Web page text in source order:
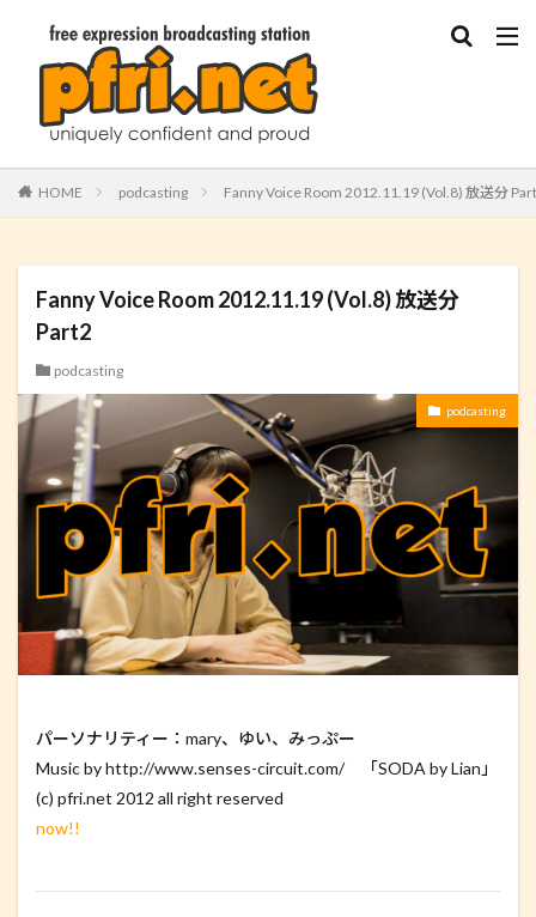
HOME podcasting Fanny Voice Room 2012.11.19 (Vol.8) 放送分
Fanny Voice Room 2012.11.19 (Vol.8) 放送分
Part2
podcasting
podcasting
パーソナリティー：mary、ゆい、みっぷー
Music by http://www.senses-circuit.com/ 「SODA by Lian」
(c) pfri.net 2012 all right reserved
now!!